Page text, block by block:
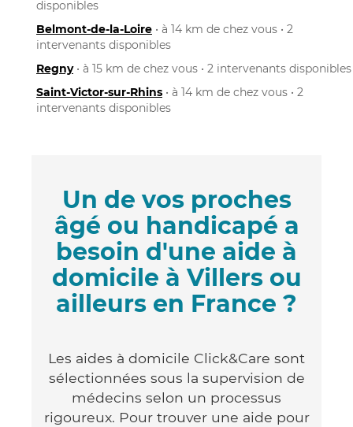
disponibles
Belmont-de-la-Loire • à 14 km de chez vous • 2
intervenants disponibles
Regny• à 15 km de chez vous • 2 intervenants disponibles
Saint-Victor-sur-Rhins • à 14 km de chez vous • 2
intervenants disponibles
Un de vos proches
âgé ou handicapé a
besoin d'une aide à
domicile à Villers ou
ailleurs en France ?
Les aides à domicile Click&Care sont
sélectionnées sous la supervision de
médecins selon un processus
rigoureux. Pour trouver une aide pour